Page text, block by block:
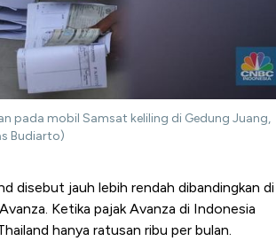
pada mobil Samsat keliling di Gedung Juang,
Budiarto)
disebut jauh lebih rendah dibandingkan di
Ketika pajak Avanza di Indonesia
hanya ratusan ribu per bulan.